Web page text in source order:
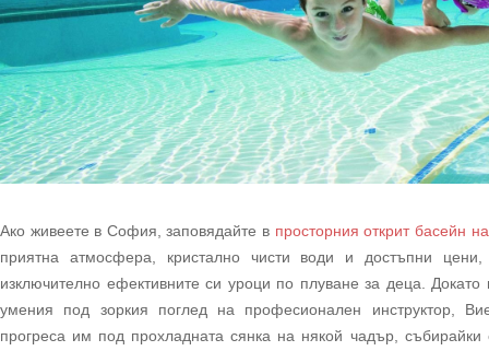
Ако живеете в София, заповядайте в просторния открит басейн
приятна атмосфера, кристално чисти води и достъпни
изключително ефективните си уроци по плуване за деца. Докато
умения под зоркия поглед на професионален инструктор,
прогреса им под прохладната сянка на някой чадър,